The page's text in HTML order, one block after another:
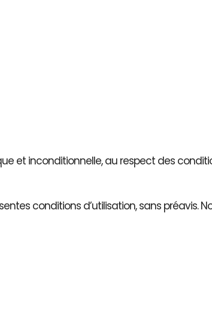
et inconditionnelle, au respect des
conditions d’utilisation, sans préavis.